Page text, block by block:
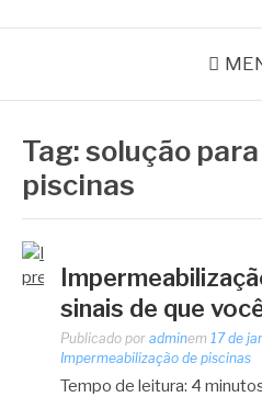
Tag:solução
piscinas
sinais de que
Publicado por adminem 17 de
Impermeabilização de piscinas
Tempo de leitura: 4